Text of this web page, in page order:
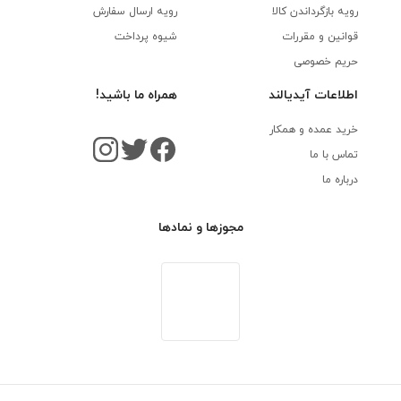
رویه‌ بازگرداندن کالا
قوانین و مقررات
حریم خصوصی
رویه ارسال سفارش
شیوه پرداخت
اطلاعات آیدیالند
خرید عمده و همکار
تماس با ما
درباره ما
همراه ما باشید!
مجوزها و نمادها